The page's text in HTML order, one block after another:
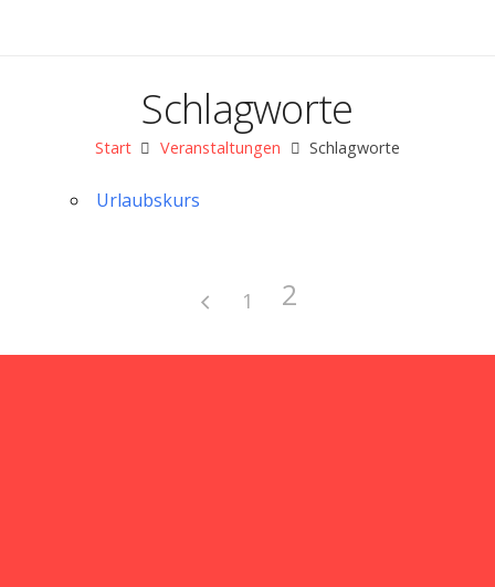
Schlagworte
Start Veranstaltungen Schlagworte
Urlaubskurs
1 2